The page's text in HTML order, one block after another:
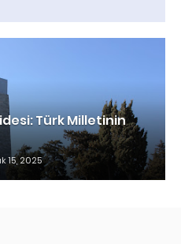
Türk Milletinin
15, 2025